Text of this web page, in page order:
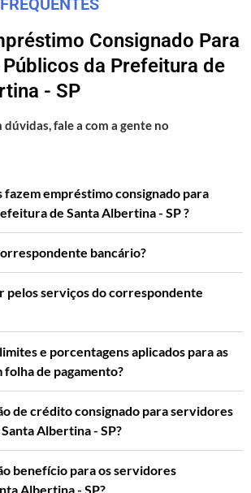
Consignado Para
da Prefeitura de
- SP
dúvidas, fale a com a gente no
fazem empréstimo consignado para
de Santa Albertina - SP ?
bancário?
pelos serviços do correspondente
e porcentagens aplicados para as
folha de pagamento?
de crédito consignado para servidores
Albertina - SP?
benefício para os servidores
Albertina - SP?